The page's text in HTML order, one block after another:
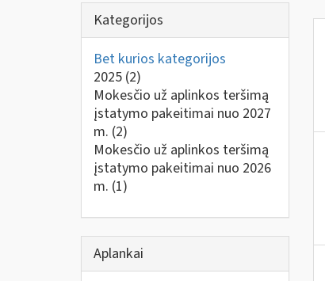
Kategorijos
Bet kurios kategorijos
2025 (2)
Mokesčio už aplinkos teršimą
įstatymo pakeitimai nuo 2027
m. (2)
Mokesčio už aplinkos teršimą
įstatymo pakeitimai nuo 2026
m. (1)
Aplankai